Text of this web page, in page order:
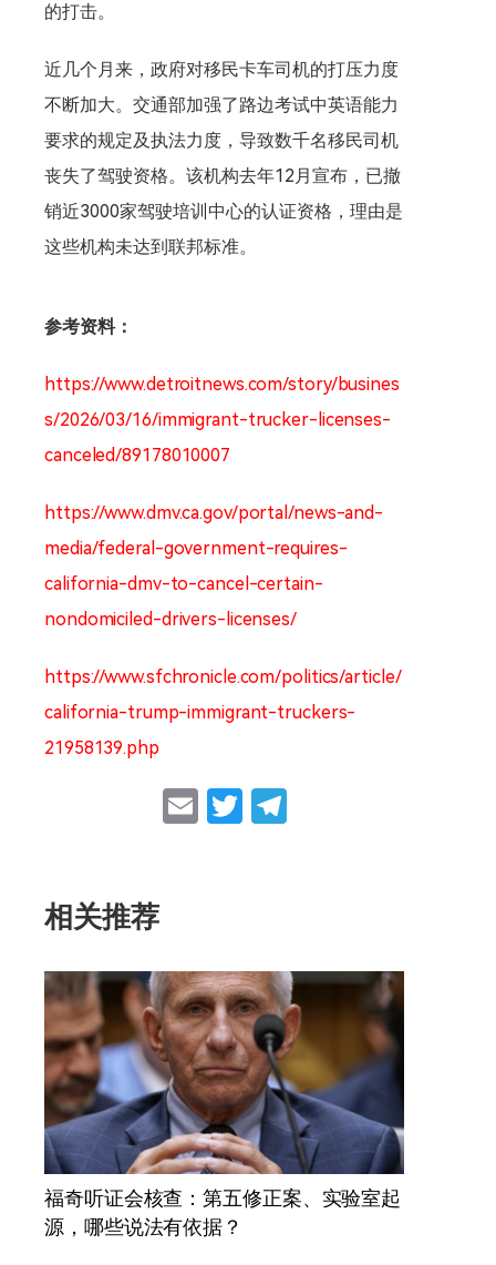
的打击。
近几个月来，政府对移民卡车司机的打压力度
不断加大。交通部加强了路边考试中英语能力
要求的规定及执法力度，导致数千名移民司机
丧失了驾驶资格。该机构去年12月宣布，已撤
销近3000家驾驶培训中心的认证资格，理由是
这些机构未达到联邦标准。
参考资料：
https://www.detroitnews.com/story/busines
s/2026/03/16/immigrant-trucker-licenses-
canceled/89178010007
https://www.dmv.ca.gov/portal/news-and-
media/federal-government-requires-
california-dmv-to-cancel-certain-
nondomiciled-drivers-licenses/
https://www.sfchronicle.com/politics/article/
california-trump-immigrant-truckers-
21958139.php
EmailTwitter
Telegram
相关推荐
福奇听证会核查：第五修正案、实验室起
源，哪些说法有依据？